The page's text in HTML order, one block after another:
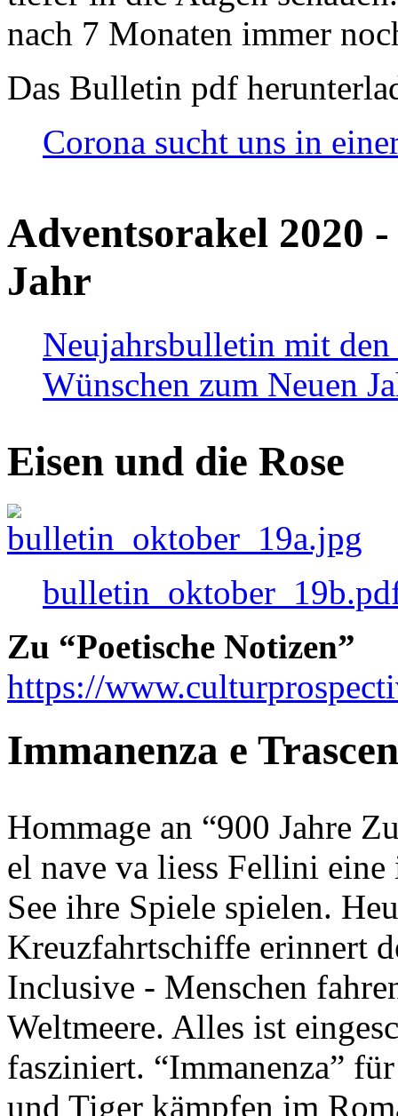
nach 7 Monaten immer
Das Bulletin pdf
Corona sucht uns in
Adventsorakel 2020
Jahr
Neujahrsbulletin mit den
Wünschen zum Neuen
Eisen und die Rose
Zu “Poetische Notizen”
https://
Immanenza e
Hommage an “900 Jahre
el nave va liess Fellini
See ihre Spiele spielen.
Kreuzfahrtschiffe erinnert
Inclusive - Menschen
Weltmeere. Alles ist
fasziniert. “Immanenza”
und Tiger kämpfen im